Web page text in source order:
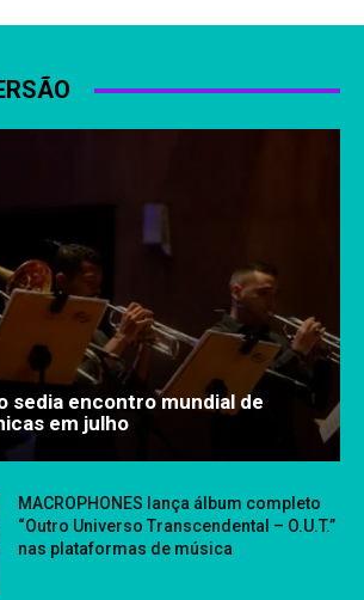
sedia encontro mundial de
em julho
MACROPHONES lança álbum completo
“Outro Universo Transcendental – O.U.T.”
nas plataformas de música